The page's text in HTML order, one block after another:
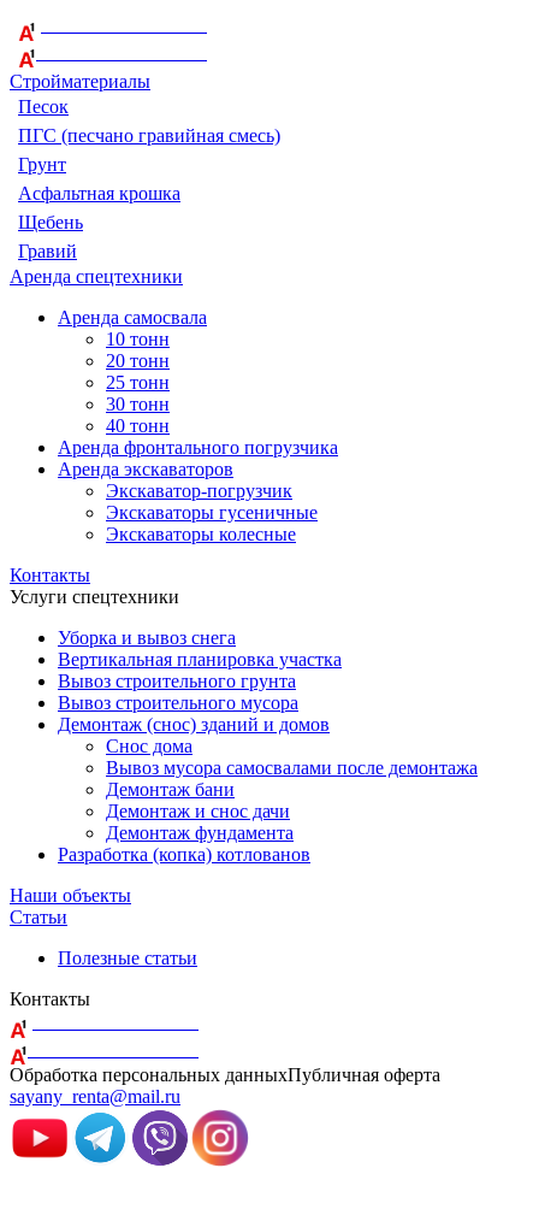
Стройматериалы
Песок
ПГС (песчано гравийная смесь)
Грунт
Асфальтная крошка
Щебень
Гравий
Аренда спецтехники
Аренда самосвала
10 тонн
20 тонн
25 тонн
30 тонн
40 тонн
Аренда фронтального погрузчика
Аренда экскаваторов
Экскаватор-погрузчик
Экскаваторы гусеничные
Экскаваторы колесные
Контакты
Услуги спецтехники
Уборка и вывоз снега
Вертикальная планировка участка
Вывоз строительного грунта
Вывоз строительного мусора
Демонтаж (снос) зданий и домов
Снос дома
Вывоз мусора самосвалами после демонтажа
Демонтаж бани
Демонтаж и снос дачи
Демонтаж фундамента
Разработка (копка) котлованов
Наши объекты
Статьи
Полезные статьи
Контакты
Обработка персональных данныхПубличная оферта
sayany_renta@mail.ru